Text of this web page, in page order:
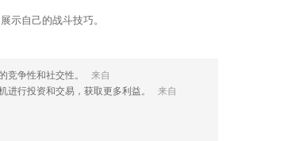
示自己的战斗技巧。
竞争性和社交性。
来自
进行投资和交易，获取更多利益。
来自